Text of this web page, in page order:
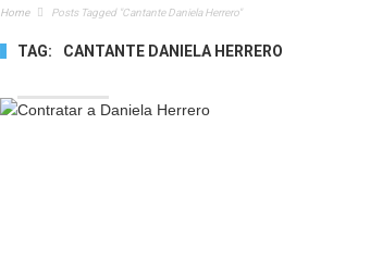
Home Posts Tagged "cantante Daniela Herrero"
TAG: CANTANTE DANIELA HERRERO